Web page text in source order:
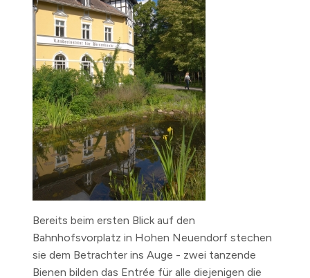
Bereits beim ersten Blick auf den
Bahnhofsvorplatz in Hohen Neuendorf stechen
sie dem Betrachter ins Auge - zwei tanzende
Bienen bilden das Entrée für alle diejenigen die